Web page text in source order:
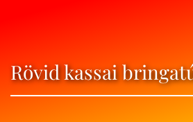
Rövid kassai